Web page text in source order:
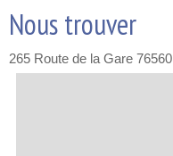
Nous trouver
265 Route de la Gare 76560